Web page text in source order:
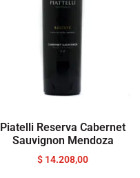
Piatelli Reserva Cabernet
Sauvignon Mendoza
$ 14.208,00